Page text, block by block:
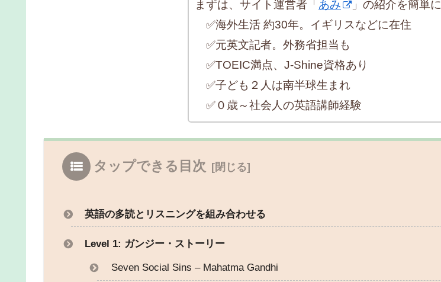
まずは、サイト運営者「あみ
」の紹介を簡単に
✅海外生活 約30年。イギリスなどに在住
✅元英文記者。外務省担当も
✅TOEIC満点、J-Shine資格あり
✅子ども２人は南半球生まれ
✅０歳～社会人の英語講師経験
タップできる目次
英語の多読とリスニングを組み合わせる
Level 1: ガンジー・ストーリー
Seven Social Sins – Mahatma Gandhi